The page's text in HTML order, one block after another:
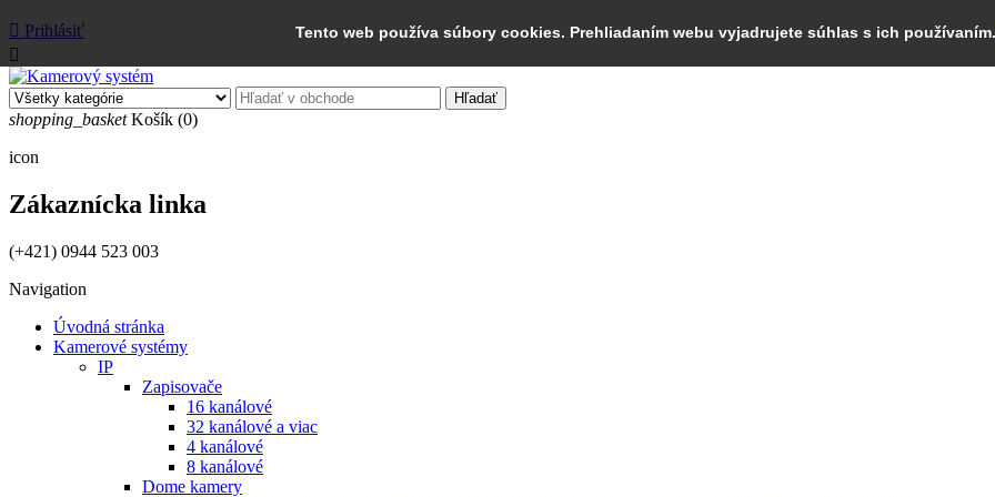
Tento web používa súbory cookies. Prehliadaním webu vyjadrujete súhlas s ich používaním.
 Prihlásiť

Hľadať
shopping_basket Košík (0)
icon
Zákaznícka linka
(+421) 0944 523 003
Navigation
Úvodná stránka
Kamerové systémy
IP
Zapisovače
16 kanálové
32 kanálové a viac
4 kanálové
8 kanálové
Dome kamery